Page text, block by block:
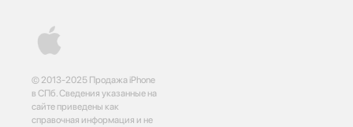
© 2013-2025 Продажа iPhone
в СПб. Сведения указанные на
сайте приведены как
справочная информация и не